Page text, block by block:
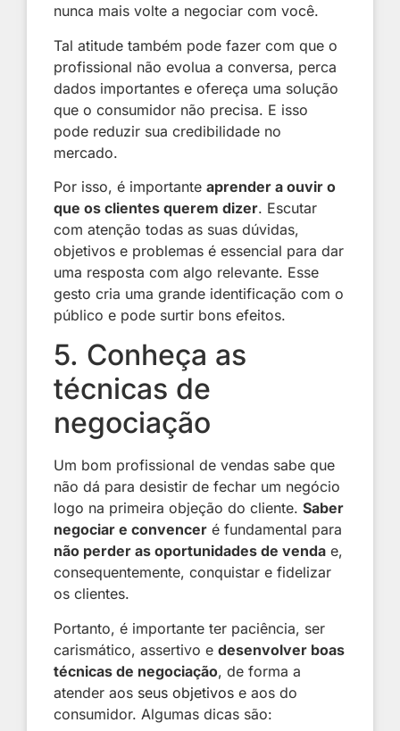
nunca mais volte a negociar com você.
Tal atitude também pode fazer com que o
profissional não evolua a conversa, perca
dados importantes e ofereça uma solução
que o consumidor não precisa. E isso
pode reduzir sua credibilidade no
mercado.
Por isso, é importanteaprender a ouvir o
que os clientes querem dizer. Escutar
com atenção todas as suas dúvidas,
objetivos e problemas é essencial para dar
uma resposta com algo relevante. Esse
gesto cria uma grande identificação com o
público e pode surtir bons efeitos.
5. Conheça as
técnicas de
negociação
Um bom profissional de vendas sabe que
não dá para desistir de fechar um negócio
logo na primeira objeção do cliente.Saber
negociar e convencer é fundamental para
não perder as oportunidades de venda e,
consequentemente, conquistar e fidelizar
os clientes.
Portanto, é importante ter paciência, ser
carismático, assertivo edesenvolver boas
técnicas de negociação, de forma a
atender aos seus objetivos e aos do
consumidor. Algumas dicas são: